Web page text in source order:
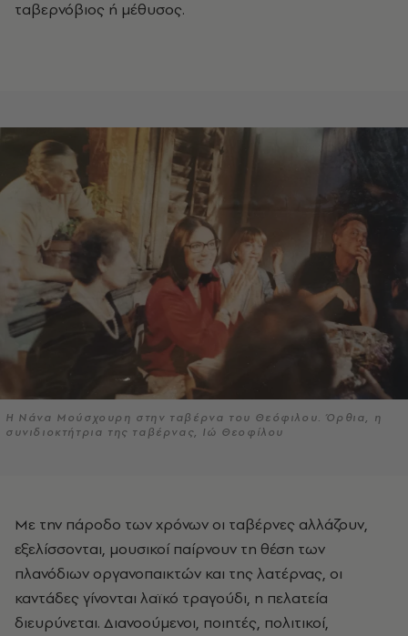
ταβερνόβιος ή μέθυσος.
Η Νάνα Μούσχουρη στην ταβέρνα του Θεόφιλου. Όρθια, η
συνιδιοκτήτρια της ταβέρνας, Ιώ Θεοφίλου
Με την πάροδο των χρόνων οι ταβέρνες αλλάζουν,
εξελίσσονται, μουσικοί παίρνουν τη θέση των
πλανόδιων οργανοπαικτών και της λατέρνας, οι
καντάδες γίνονται λαϊκό τραγούδι, η πελατεία
διευρύνεται. Διανοούμενοι, ποιητές, πολιτικοί,